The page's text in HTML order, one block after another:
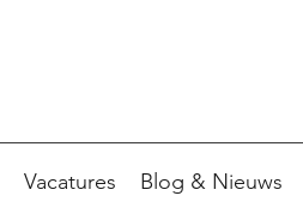
Vacatures Blog & Nieuws